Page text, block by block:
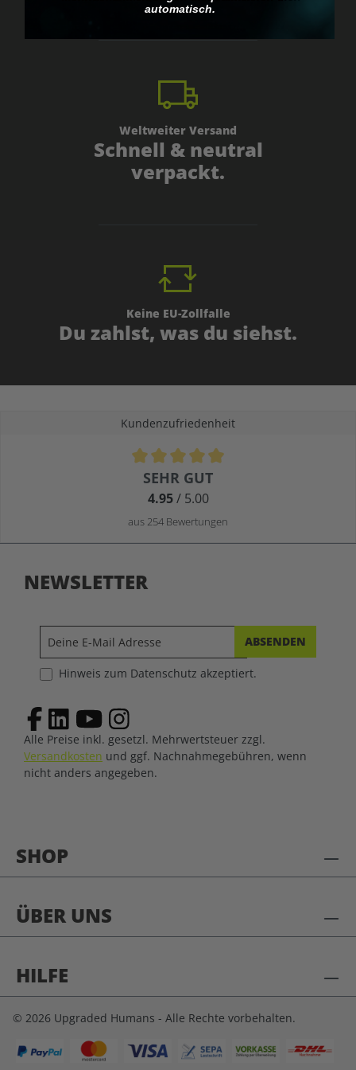
Weltweiter Versand
Schnell & neutral
verpackt.
Keine EU-Zollfalle
Du zahlst, was du siehst.
Kundenzufriedenheit
Durchschnittliche Bewertung von 4.9 von 5 Sternen
SEHR GUT
4.95/ 5.00
aus 254 Bewertungen
SHOP
ÜBER UNS
HILFE
NEWSLETTER
ABSENDEN
Hinweis zum Datenschutz akzeptiert.
Alle Preise inkl. gesetzl. Mehrwertsteuer zzgl.
Versandkosten und ggf. Nachnahmegebühren, wenn
nicht anders angegeben.
© 2026 Upgraded Humans - Alle Rechte vorbehalten.
automatisch.